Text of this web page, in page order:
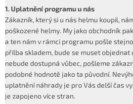
1. Uplatnění programu u nás
Zákazník, který si u nás helmu koupil,
poškozené helmy. My jako obchodník
a ten nám v rámci programu pošle
přilba skladem, bude se muset objednat
nebude dostupná vůbec, pošleme
podobné hodnotě jako ta původní.
uplatnění náhrady je pro Vás delší čas
je zapojeno více stran.